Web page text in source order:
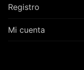
Registro
Mi cuenta